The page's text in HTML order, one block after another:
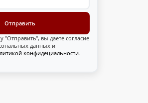
"Отправить", вы даете согласие
данных и
конфидециальности.